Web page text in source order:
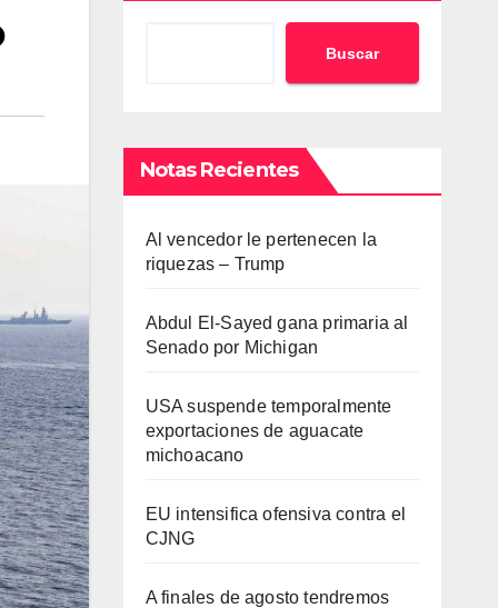
Buscar
Notas Recientes
Al vencedor le pertenecen la
riquezas – Trump
Abdul El-Sayed gana primaria al
Senado por Michigan
USA suspende temporalmente
exportaciones de aguacate
michoacano
EU intensifica ofensiva contra el
CJNG
A finales de agosto tendremos